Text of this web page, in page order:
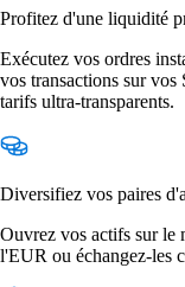
Profitez d'une liquidité
Exécutez vos ordres
vos transactions sur
tarifs ultra-transparents.
Diversifiez vos paires
Ouvrez vos actifs sur le
l'EUR ou échangez-les